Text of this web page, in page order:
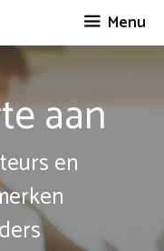
Menu
aan
en